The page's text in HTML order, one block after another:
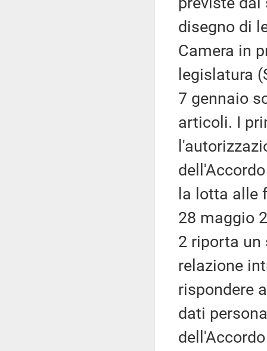
disegno di
Camera in
legislatura
7 gennaio
articoli. I
la lotta alle
28 maggio
2 riporta un
relazione
rispondere
dati